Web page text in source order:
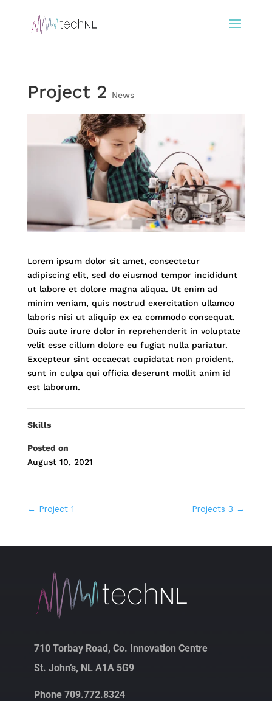
Project 2 News
Lorem ipsum dolor sit amet, consectetur
adipiscing elit, sed do eiusmod tempor incididunt
ut labore et dolore magna aliqua. Ut enim ad
minim veniam, quis nostrud exercitation ullamco
laboris nisi ut aliquip ex ea commodo consequat.
Duis aute irure dolor in reprehenderit in voluptate
velit esse cillum dolore eu fugiat nulla pariatur.
Excepteur sint occaecat cupidatat non proident,
sunt in culpa qui officia deserunt mollit anim id
est laborum.
Skills
Posted on
August 10, 2021
← Project 1 Projects 3 →
710 Torbay Road, Co. Innovation Centre
St. John’s, NL A1A 5G9
Phone 709.772.8324